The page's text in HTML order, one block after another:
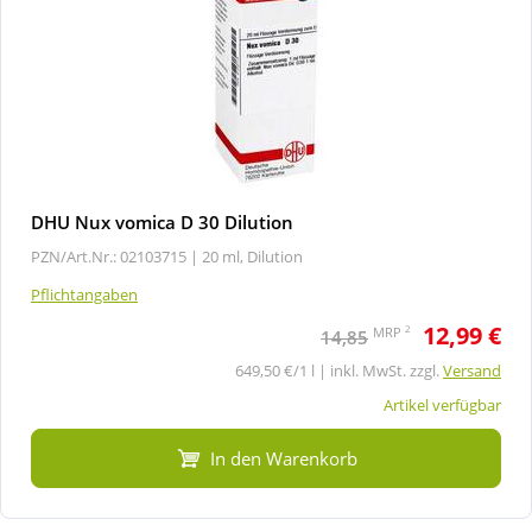
DHU Nux vomica D 30 Dilution
PZN/Art.Nr.: 02103715 | 20 ml, Dilution
Pflichtangaben
14,85 MRP 2 12,99 €
649,50 €/1 l | inkl. MwSt. zzgl.Versand
Artikel verfügbar
In den Warenkorb